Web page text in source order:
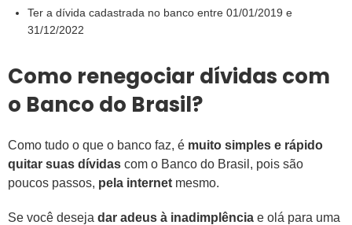
Ter a dívida cadastrada no banco entre 01/01/2019 e
31/12/2022
Como renegociar dívidas com
o Banco do Brasil?
Como tudo o que o banco faz, é muito simples e rápido
quitar suas dívidas com o Banco do Brasil, pois são
poucos passos, pela internet mesmo.
Se você deseja dar adeus à inadimplência e olá para uma